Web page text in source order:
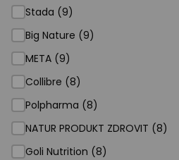
Stada (9)
Big Nature (9)
META (9)
Collibre (8)
Polpharma (8)
NATUR PRODUKT ZDROVIT (8)
Goli Nutrition (8)